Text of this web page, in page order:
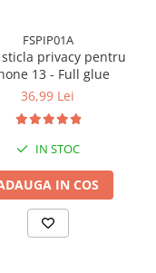
ecranul fiind
de priviri curioase din
FSPIP01A
sticla privacy pentru
13 - Full glue
36,99 Lei
IN STOC
IN COS